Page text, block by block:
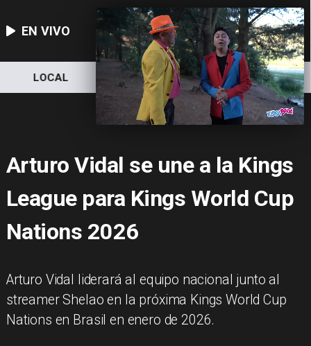
EN VIVO
LOCAL NACIONAL DEPORTES
Arturo Vidal se une a la Kings
League para Kings World Cup
Nations 2026
Arturo Vidal liderará al equipo nacional junto al
streamer Shelao en la próxima Kings World Cup
Nations en Brasil en enero de 2026.